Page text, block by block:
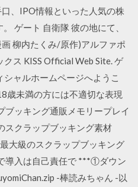
、IPO情報といった人気の株
ゲート 自衛隊 彼の地にて、
柳内たくみ/原作)アルファポ
ス KISS Official Web Site. ゲ
ャルホームページへようこ
歳未満の方には不適切な表現
ブッキング通販メモリープレイ
スクラップブッキング素材
大級のスクラップブッキング
導入は自己責任で ***①ダウン
-棒読みちゃん -以